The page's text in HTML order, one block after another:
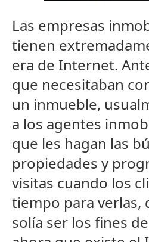
Las empresas
tienen
era de Internet.
que necesitaban
un inmueble,
a los agentes
que les hagan las
propiedades y
visitas cuando los
tiempo para verlas,
solía ser los fines